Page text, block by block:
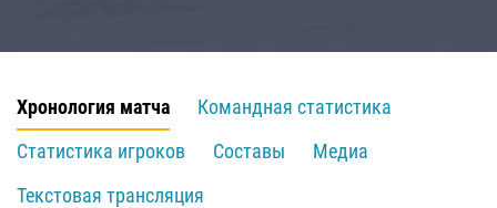
Хронология матча
Командная статистика
Статистика игроков
Составы
Медиа
Текстовая трансляция